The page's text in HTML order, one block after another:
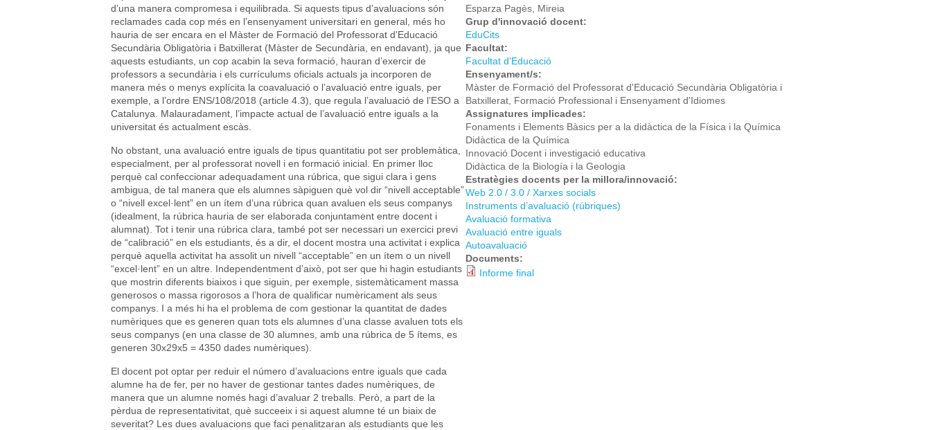
d’una manera compromesa i equilibrada. Si aquests tipus d’avaluacions són
reclamades cada cop més en l’ensenyament universitari en general, més ho
hauria de ser encara en el Màster de Formació del Professorat d'Educació
Secundària Obligatòria i Batxillerat (Màster de Secundària, en endavant), ja que
aquests estudiants, un cop acabin la seva formació, hauran d’exercir de
professors a secundària i els currículums oficials actuals ja incorporen de
manera més o menys explícita la coavaluació o l’avaluació entre iguals, per
exemple, a l’ordre ENS/108/2018 (article 4.3), que regula l’avaluació de l’ESO a
Catalunya. Malauradament, l’impacte actual de l’avaluació entre iguals a la
universitat és actualment escàs.
No obstant, una avaluació entre iguals de tipus quantitatiu pot ser problemàtica,
especialment, per al professorat novell i en formació inicial. En primer lloc
perquè cal confeccionar adequadament una rúbrica, que sigui clara i gens
ambigua, de tal manera que els alumnes sàpiguen què vol dir “nivell acceptable”
o “nivell excel·lent” en un ítem d’una rúbrica quan avaluen els seus companys
(idealment, la rúbrica hauria de ser elaborada conjuntament entre docent i
alumnat). Tot i tenir una rúbrica clara, també pot ser necessari un exercici previ
de “calibració” en els estudiants, és a dir, el docent mostra una activitat i explica
perquè aquella activitat ha assolit un nivell “acceptable” en un ítem o un nivell
“excel·lent” en un altre. Independentment d’això, pot ser que hi hagin estudiants
que mostrin diferents biaixos i que siguin, per exemple, sistemàticament massa
generosos o massa rigorosos a l’hora de qualificar numèricament als seus
companys. I a més hi ha el problema de com gestionar la quantitat de dades
numèriques que es generen quan tots els alumnes d’una classe avaluen tots els
seus companys (en una classe de 30 alumnes, amb una rúbrica de 5 ítems, es
generen 30x29x5 = 4350 dades numèriques).
El docent pot optar per reduir el número d’avaluacions entre iguals que cada
alumne ha de fer, per no haver de gestionar tantes dades numèriques, de
manera que un alumne només hagi d’avaluar 2 treballs. Però, a part de la
pèrdua de representativitat, què succeeix i si aquest alumne té un biaix de
severitat? Les dues avaluacions que faci penalitzaran als estudiants que les
Esparza Pagès, Mireia
Grup d'innovació docent:
EduCits
Facultat:
Facultat d'Educació
Ensenyament/s:
Màster de Formació del Professorat d'Educació Secundària Obligatòria i
Batxillerat, Formació Professional i Ensenyament d'Idiomes
Assignatures implicades:
Fonaments i Elements Bàsics per a la didàctica de la Física i la Química
Didàctica de la Química
Innovació Docent i investigació educativa
Didàctica de la Biología i la Geologia
Estratègies docents per la millora/innovació:
Web 2.0 / 3.0 / Xarxes socials
Instruments d’avaluació (rúbriques)
Avaluació formativa
Avaluació entre iguals
Autoavaluació
Documents:
Informe final